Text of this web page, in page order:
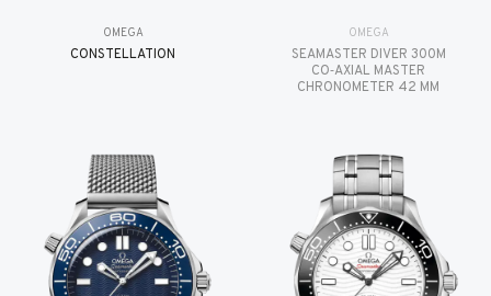
OMEGA
CONSTELLATION
OMEGA
SEAMASTER DIVER 300M
CO‑AXIAL MASTER
CHRONOMETER 42 MM